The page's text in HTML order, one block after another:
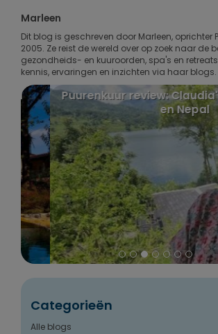
Marleen
Dit blog is geschreven door Marleen, oprichter
2005. Ze reist de wereld over op zoek naar de
gezondheids- en kuuroorden, spa's en
kennis, ervaringen en inzichten via haar blogs.
Puurenkuur review: Claudia's
en Nepal
Categorieën
Alle blogs